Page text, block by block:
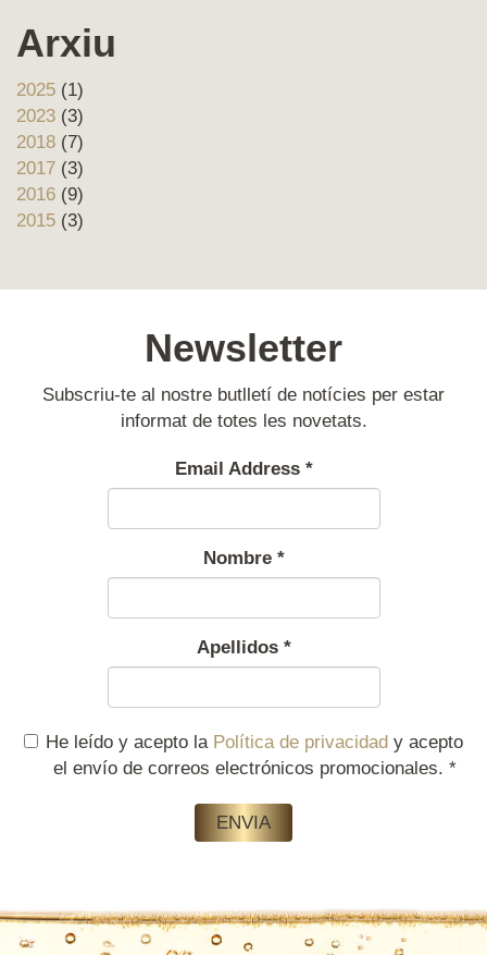
Arxiu
2025 (1)
2023 (3)
2018 (7)
2017 (3)
2016 (9)
2015 (3)
Newsletter
Subscriu-te al nostre butlletí de notícies per estar
informat de totes les novetats.
Email Address *
Nombre *
Apellidos *
He leído y acepto la Política de privacidad y acepto
el envío de correos electrónicos promocionales. *
ENVIA